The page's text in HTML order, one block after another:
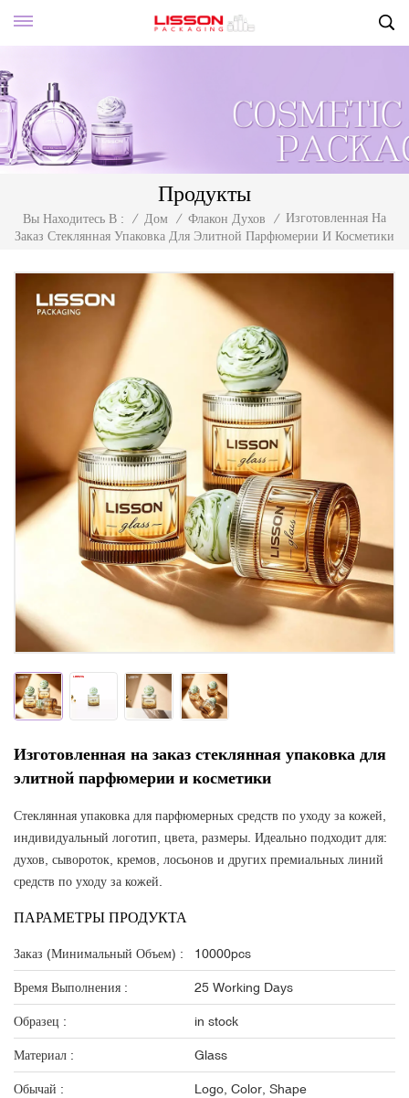
Продукты
Вы Находитесь В : / Дом / Флакон Духов / Изготовленная На
Заказ Стеклянная Упаковка Для Элитной Парфюмерии И Косметики
Изготовленная на заказ стеклянная упаковка для
элитной парфюмерии и косметики
Стеклянная упаковка для парфюмерных средств по уходу за кожей,
индивидуальный логотип, цвета, размеры. Идеально подходит для:
духов, сывороток, кремов, лосьонов и других премиальных линий
средств по уходу за кожей.
ПАРАМЕТРЫ ПРОДУКТА
Заказ (минимальный Объем) : 10000pcs
Время Выполнения : 25 Working Days
Образец : in stock
Материал : Glass
Обычай : Logo, Color, Shape